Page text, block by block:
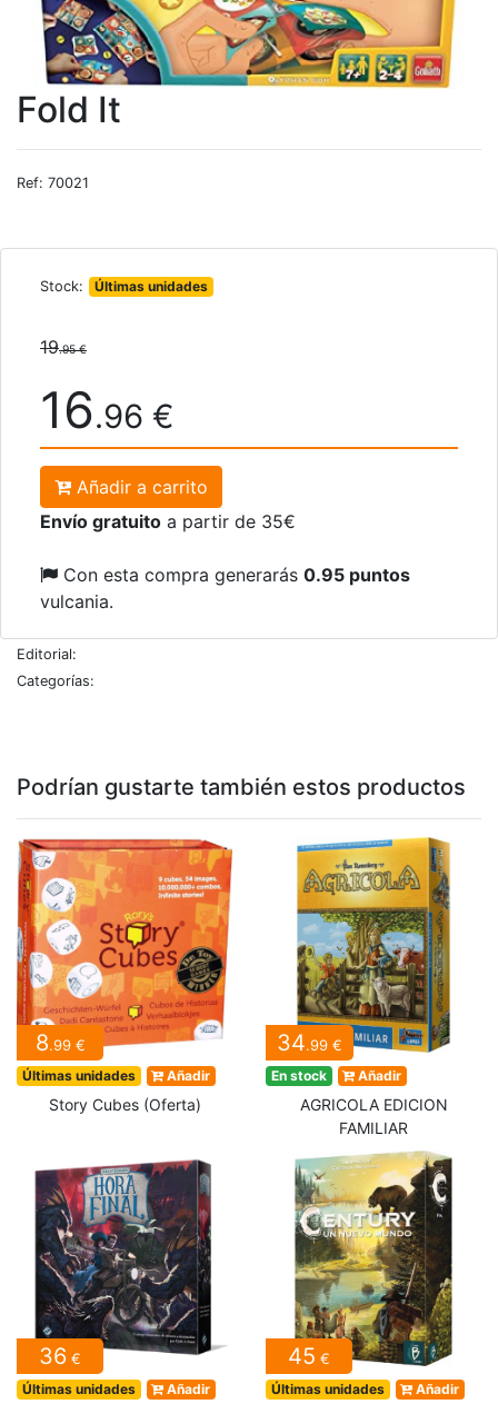
Fold It
Ref: 70021
Stock: Últimas unidades
19.95 €
16.96 €
Añadir a carrito
Envío gratuito a partir de 35€
Con esta compra generarás 0.95 puntos
vulcania.
Editorial:
Categorías:
Podrían gustarte también estos productos
8.99 €
Últimas unidades Añadir
Story Cubes (Oferta)
34.99 €
En stock Añadir
AGRICOLA EDICION
FAMILIAR
36 €
Últimas unidades Añadir
45 €
Últimas unidades Añadir